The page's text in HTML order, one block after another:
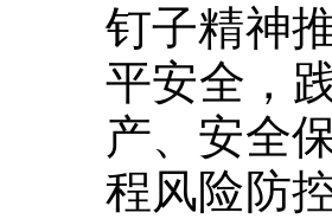
钉子精神
平安全，
产、安全
程风险防